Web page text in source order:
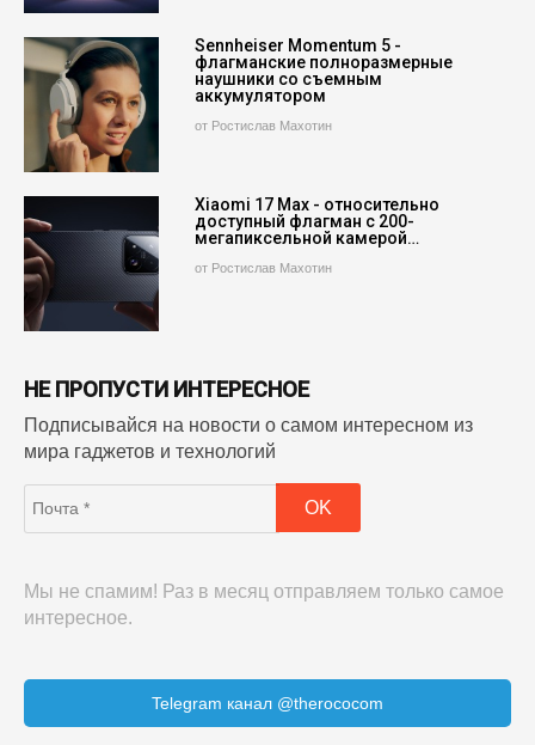
Sennheiser Momentum 5 -
флагманские полноразмерные
наушники со съемным
аккумулятором
от Ростислав Махотин
Xiaomi 17 Max - относительно
доступный флагман с 200-
мегапиксельной камерой…
от Ростислав Махотин
НЕ ПРОПУСТИ ИНТЕРЕСНОЕ
Подписывайся на новости о самом интересном из
мира гаджетов и технологий
Мы не спамим! Раз в месяц отправляем только самое
интересное.
Telegram канал @therococom